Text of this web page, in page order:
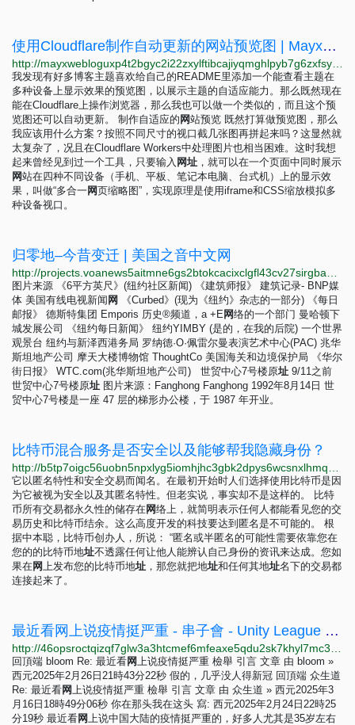
使用Cloudflare制作自动更新的网站预览图 | Mayx的博客
我发现有好多博客主题喜欢给自己的README里添加一个能查看主题在
多种设备上显示效果的预览图，以展示主题的自适应能力。那么既然现在
能在Cloudflare上操作浏览器，那么我也可以做一个类似的，而且这个预
览图还可以自动更新。 制作自适应的 网站预览 既然打算做预览图，那么
我应该用什么方案？按照不同尺寸的视口截几张图再拼起来吗？这显然就
太复杂了，况且在Cloudflare Workers中处理图片也相当困难。这时我想
起来曾经见到过一个工具，只要输入 网址 ，就可以在一个页面中同时展示
网站在四种不同设备（手机、平板、笔记本电脑、台式机）上的显示效
果，叫做“多合一网页缩略图”，实现原理是使用iframe和CSS缩放模拟多
种设备视口。
归零地–今昔变迁 | 美国之音中文网
图片来源 《6平方英尺》(纽约社区新闻) 《建筑师报》 建筑记录- BNP媒
体 美国有线电视新闻 网
《Curbed》(现为《纽约》杂志的一部分) 《每日
邮报》 德斯特集团 Emporis 历史®频道，a +E网络的一个部门 曼哈顿下
城发展公司 《纽约每日新闻》 纽约YIMBY (是的，在我的后院) 一个世界
观景台 纽约与新泽西港务局 罗纳德·O·佩雷尔曼表演艺术中心(PAC) 兆华
斯坦地产公司 摩天大楼博物馆 ThoughtCo 美国海关和边境保护局 《华尔
街日报》 WTC.com(兆华斯坦地产公司) 世贸中心7号楼原址 9/11之前
世贸中心7号楼原址 图片来源：Fanghong Fanghong 1992年8月14日 世
贸中心7号楼是一座 47 层的梯形办公楼，于 1987 年开业。
比特币混合服务是否安全以及能够帮我隐藏身份？
它以匿名特性和安全交易而闻名。在最初开始时人们选择使用比特币是因
为它被视为安全以及其匿名特性。但老实说，事实却不是这样的。 比特
币所有交易都永久性的储存在网络上，就简明表示任何人都能看见您的交
易历史和比特币结余。这么高度开发的科技要达到匿名是不可能的。 根
据中本聪，比特币创办人，所说： “匿名或半匿名的可能性需要依靠您在
您的的比特币地址不透露任何让他人能辨认自己身份的资讯来达成。您如
果在网上发布您的比特币地址 ，那您就把地址和任何其地址名下的交易都
连接起来了。
最近看网上说疫情挺严重 - 串子會 - Unity League - 串子会
回頂端 bloom Re: 最近看网上说疫情挺严重 檢舉 引言 文章 由 bloom »
西元2025年2月26日21時43分22秒 假的，几乎没人得新冠 回頂端 众生道
Re: 最近看网上说疫情挺严重 檢舉 引言 文章 由 众生道 » 西元2025年3
月16日18時49分06秒 你在那头我在这头 寫: 西元2025年2月24日22時25
分19秒 最近看网上说中国大陆的疫情挺严重的，好多人尤其是35岁左右